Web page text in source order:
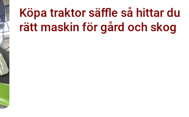
Köpa traktor säffle så hittar du
rätt maskin för gård och skog